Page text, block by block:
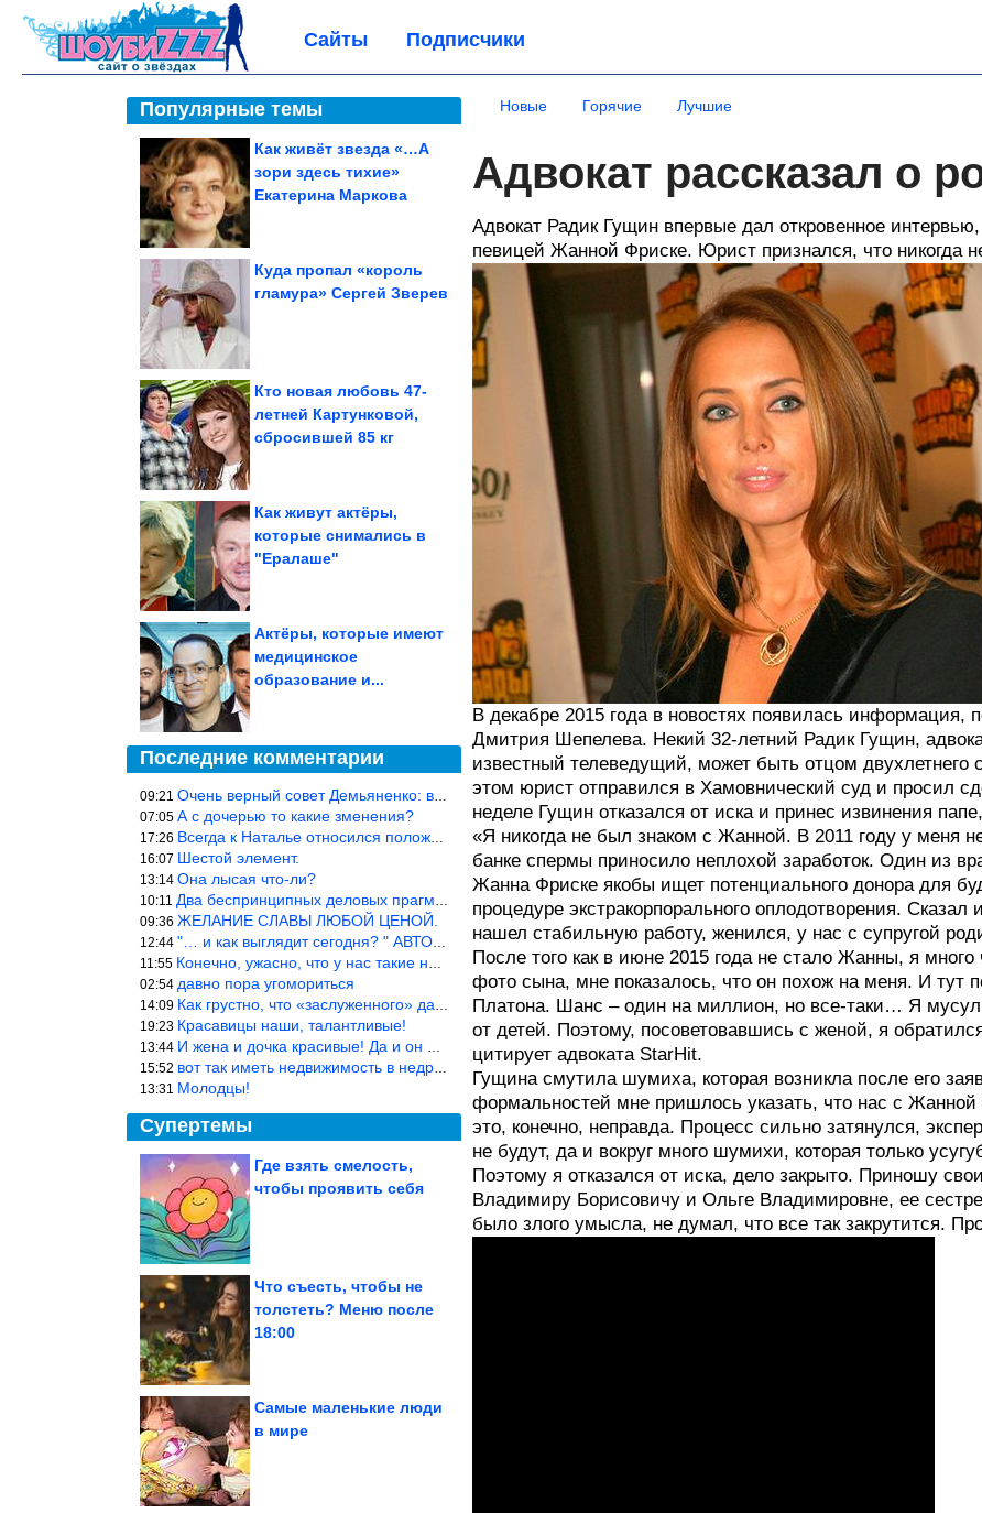
Сайты Подписчики
Популярные темы
Как живёт звезда «…А
зори здесь тихие»
Екатерина Маркова
Куда пропал «король
гламура» Сергей Зверев
Кто новая любовь 47-
летней Картунковой,
сбросившей 85 кг
Как живут актёры,
которые снимались в
"Ералаше"
Актёры, которые имеют
медицинское
образование и...
Последние комментарии
09:21 Очень верный совет Демьяненко: в этой среде надо либо иметь зубы
07:05 А с дочерью то какие зменения?
17:26 Всегда к Наталье относился положительно… Время покажет, что буде
16:07 Шестой элемент.
13:14 Она лысая что-ли?
10:11 Два беспринципных деловых прагматика нашли друг друга и «остепен
09:36 ЖЕЛАНИЕ СЛАВЫ ЛЮБОЙ ЦЕНОЙ.
12:44 "… и как выглядит сегодня? " АВТОР, РЕДАКТОР — ВЫ ЧТО
11:55 Конечно, ужасно, что у нас такие недалёкие и прямые люди… Как мо
02:54 давно пора угомориться
14:09 Как грустно, что «заслуженного» дают не заслуженно, а (чаще) по-
19:23 Красавицы наши, талантливые!
13:44 И жена и дочка красивые! Да и он настоящий мужик!
15:52 вот так иметь недвижимость в недружественных странах Могут забра
13:31 Молодцы!
Супертемы
Портал к центру
Где взять смелость,
чтобы проявить себя
Что съесть, чтобы не
толстеть? Меню после
18:00
Самые маленькие люди
в мире
Новые Горячие Лучшие
Адвокат рассказал о
Адвокат Радик Гущин впервые дал откровенное
певицей Жанной Фриске. Юрист признался, что никогда
В декабре 2015 года в новостях появилась информация,
Дмитрия Шепелева. Некий 32-летний Радик Гущин,
известный телеведущий, может быть отцом
этом юрист отправился в Хамовнический суд и просил
неделе Гущин отказался от иска и принес извинения
«Я никогда не был знаком с Жанной. В 2011 году у меня
банке спермы приносило неплохой заработок. Один из
Жанна Фриске якобы ищет потенциального донора для
процедуре экстракорпорального оплодотворения.
нашел стабильную работу, женился, у нас с супругой
После того как в июне 2015 года не стало Жанны, я много
фото сына, мне показалось, что он похож на меня. И тут
Платона. Шанс – один на миллион, но все-таки… Я
от детей. Поэтому, посоветовавшись с женой, я
цитирует адвоката StarHit.
Гущина смутила шумиха, которая возникла после его
формальностей мне пришлось указать, что нас с
это, конечно, неправда. Процесс сильно затянулся,
не будут, да и вокруг много шумихи, которая только
Поэтому я отказался от иска, дело закрыто. Приношу
Владимиру Борисовичу и Ольге Владимировне, ее
было злого умысла, не думал, что все так закрутится.